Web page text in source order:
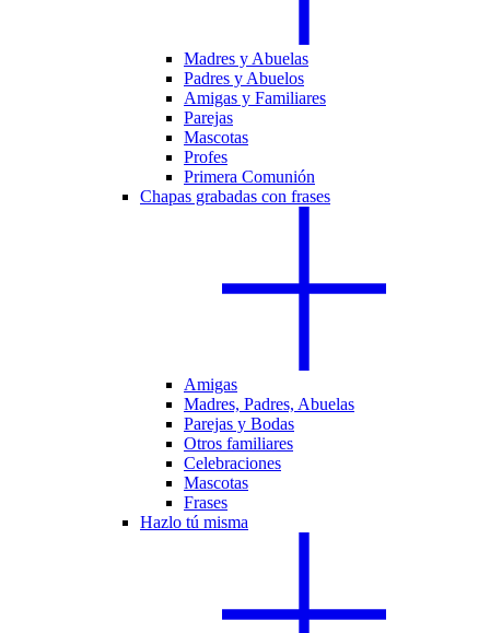
Madres y Abuelas
Padres y Abuelos
Amigas y Familiares
Parejas
Mascotas
Profes
Primera Comunión
Chapas grabadas con frases
Amigas
Madres, Padres, Abuelas
Parejas y Bodas
Otros familiares
Celebraciones
Mascotas
Frases
Hazlo tú misma